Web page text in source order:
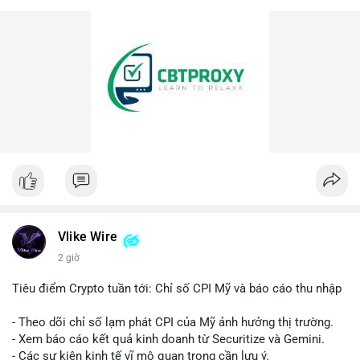
Vlike Wire
2 giờ
Tiêu điểm Crypto tuần tới: Chỉ số CPI Mỹ và báo cáo thu nhập
- Theo dõi chỉ số lạm phát CPI của Mỹ ảnh hưởng thị trường.
- Xem báo cáo kết quả kinh doanh từ Securitize và Gemini.
- Các sự kiện kinh tế vĩ mô quan trọng cần lưu ý.